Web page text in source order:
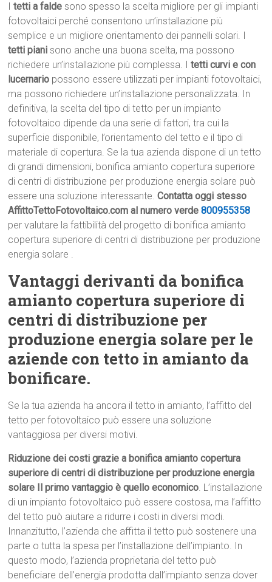
Itetti a falde sono spesso la scelta migliore per gli impianti
fotovoltaici perché consentono un’installazione più
semplice e un migliore orientamento dei pannelli solari. I
tetti piani sono anche una buona scelta, ma possono
richiedere un’installazione più complessa. Itetti curvi e con
lucernario possono essere utilizzati per impianti fotovoltaici,
ma possono richiedere un’installazione personalizzata. In
definitiva, la scelta del tipo di tetto per un impianto
fotovoltaico dipende da una serie di fattori, tra cui la
superficie disponibile, l’orientamento del tetto e il tipo di
materiale di copertura. Se la tua azienda dispone di un tetto
di grandi dimensioni, bonifica amianto copertura superiore
di centri di distribuzione per produzione energia solare può
essere una soluzione interessante.Contatta oggi stesso
AffittoTettoFotovoltaico.com al numero verde800955358
per valutare la fattibilità del progetto di bonifica amianto
copertura superiore di centri di distribuzione per produzione
energia solare .
Vantaggi derivanti da bonifica
amianto copertura superiore di
centri di distribuzione per
produzione energia solare per le
aziende con tetto in amianto da
bonificare.
Se la tua azienda ha ancora il tetto in amianto, l’affitto del
tetto per fotovoltaico può essere una soluzione
vantaggiosa per diversi motivi.
Riduzione dei costi grazie a bonifica amianto copertura
superiore di centri di distribuzione per produzione energia
solare Il primo vantaggio è quello economico. L’installazione
di un impianto fotovoltaico può essere costosa, ma l’affitto
del tetto può aiutare a ridurre i costi in diversi modi.
Innanzitutto, l’azienda che affitta il tetto può sostenere una
parte o tutta la spesa per l’installazione dell’impianto. In
questo modo, l’azienda proprietaria del tetto può
beneficiare dell’energia prodotta dall’impianto senza dover